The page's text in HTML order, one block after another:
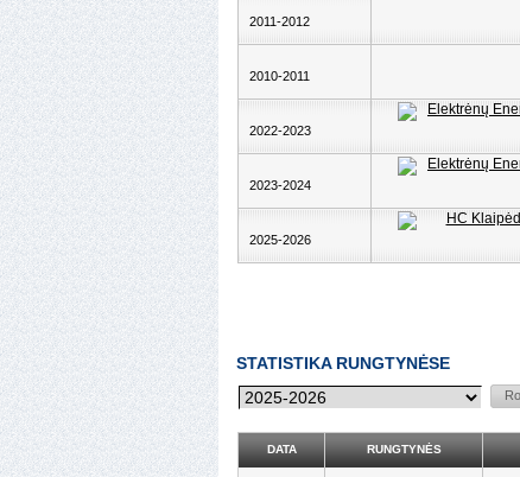
2011-2012
2010-2011
2022-2023
2023-2024
2025-2026
STATISTIKA RUNGTYNĖSE
DATA RUNGTYNĖS